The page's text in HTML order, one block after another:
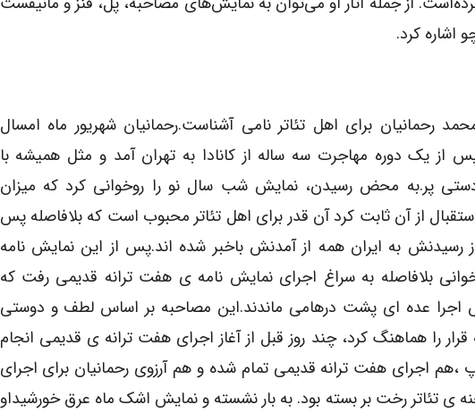
اشاره کرد.
رحمانیان برای اهل تئاتر نامی آشناست.رحمانیان شهریور ماه امسال
از یک دوره مهاجرت سه ساله از کانادا به تهران آمد و مثل همیشه با
پر.به محض رسیدن، نمایش شب سال نو را روخوانی کرد که میزان
از آن ثابت کرد آن قدر برای اهل تئاتر محبوب است که بلافاصله پس
رسیدنش به ایران همه از آمدنش باخبر شده اند.پس از این نمایش نامه
بلافاصله به سراغ اجرای نمایش نامه ی هفت ترانه قدیمی رفت که
اجرا عده ای پشت درهامی ماندند.این مصاحبه بر اساس لطف و دوستی
را هماهنگ کرد، چند روز قبل از آغاز اجرای هفت ترانه ی قدیمی انجام
اجرای هفت ترانه قدیمی تمام شده و هم آرزوی رحمانیان برای اجرای
تئاتر رخت بر بسته بود. به بار نشسته و نمایش اشک ماه عرق خورشیداو